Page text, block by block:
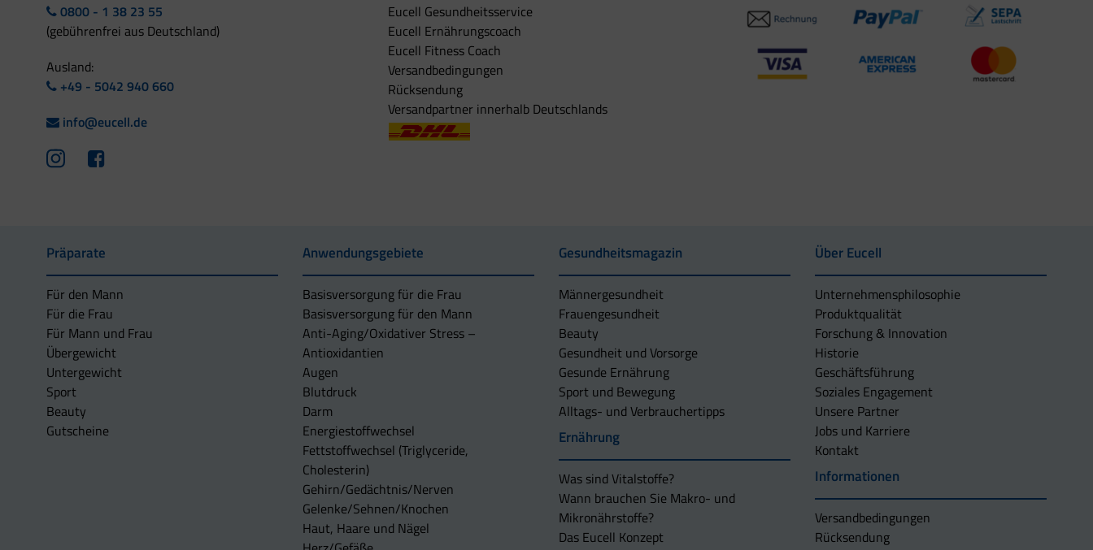
0800 - 1 38 23 55
(gebührenfrei aus Deutschland)
Ausland:
+49 - 5042 940 660
info@eucell.de
Eucell Gesundheitsservice
Eucell Ernährungscoach
Eucell Fitness Coach
Versandbedingungen
Rücksendung
Versandpartner innerhalb Deutschlands
Präparate
Für den Mann
Für die Frau
Für Mann und Frau
Übergewicht
Untergewicht
Sport
Beauty
Gutscheine
Anwendungsgebiete
Basisversorgung für die Frau
Basisversorgung für den Mann
Anti-Aging/Oxidativer Stress –
Antioxidantien
Augen
Blutdruck
Darm
Energiestoffwechsel
Fettstoffwechsel (Triglyceride,
Cholesterin)
Gehirn/Gedächtnis/Nerven
Gelenke/Sehnen/Knochen
Haut, Haare und Nägel
Gesundheitsmagazin
Männergesundheit
Frauengesundheit
Beauty
Gesundheit und Vorsorge
Gesunde Ernährung
Sport und Bewegung
Alltags- und Verbrauchertipps
Ernährung
Was sind Vitalstoffe?
Wann brauchen Sie Makro- und
Mikronährstoffe?
Das Eucell Konzept
Über Eucell
Unternehmens­philosophie
Produktqualität
Forschung & Innovation
Historie
Geschäftsführung
Soziales Engagement
Unsere Partner
Jobs und Karriere
Kontakt
Informationen
Versandbedingungen
Rücksendung